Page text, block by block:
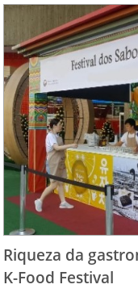
Riqueza da
K-Food Festival